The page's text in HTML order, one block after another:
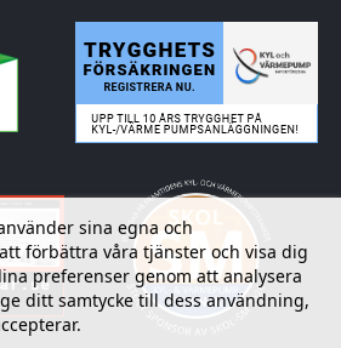
sina egna och
förbättra våra tjänster och visa dig
preferenser genom att analysera
ditt samtycke till dess användning,